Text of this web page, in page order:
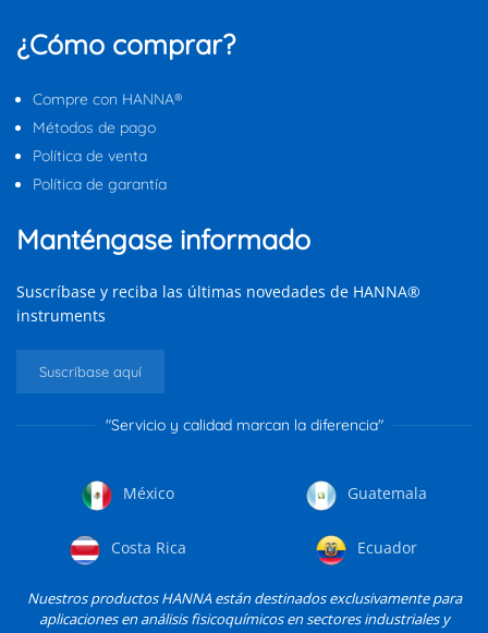
¿Cómo comprar?
Compre con HANNA®
Métodos de pago
Política de venta
Política de garantía
Manténgase informado
Suscríbase y reciba las últimas novedades de HANNA®
instruments
Suscríbase aquí
"Servicio y calidad marcan la diferencia"
México Guatemala
Costa Rica Ecuador
Nuestros productos HANNA están destinados exclusivamente para
aplicaciones en análisis fisicoquímicos en sectores industriales y